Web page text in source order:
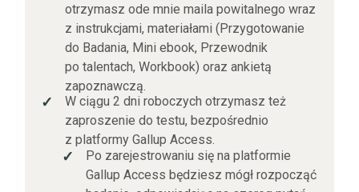
otrzymasz ode mnie maila powitalnego wraz
z instrukcjami, materiałami (Przygotowanie
do Badania, Mini ebook, Przewodnik
po talentach, Workbook) oraz ankietą
zapoznawczą.
✓
W ciągu 2 dni roboczych otrzymasz też
zaproszenie do testu, bezpośrednio
z platformy Gallup Access.
✓
Po zarejestrowaniu się na platformie
Gallup Access będziesz mógł rozpocząć